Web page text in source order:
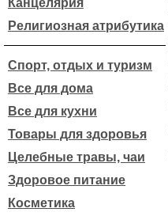
Канцелярия
Религиозная атрибутика
Спорт, отдых и туризм
Все для дома
Все для кухни
Товары для здоровья
Целебные травы, чаи
Здоровое питание
Косметика